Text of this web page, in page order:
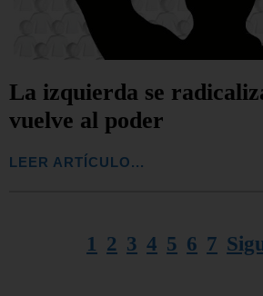
La izquierda se
vuelve al poder
LEER ARTÍCULO...
1 2 3 4 5 6 7